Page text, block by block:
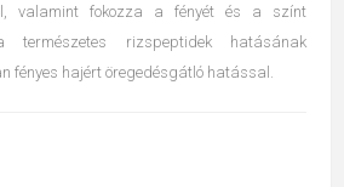
valamint fokozza a fényét és a színt
rizspeptidek hatásának
fényes hajért öregedésgátló hatással.